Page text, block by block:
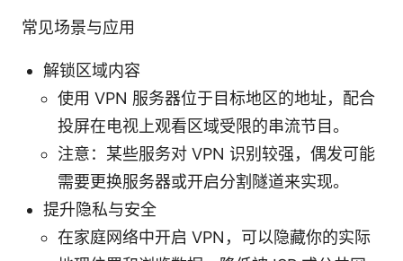
常见场景与应用
解锁区域内容
使用 VPN 服务器位于目标地区的地址，配合
投屏在电视上观看区域受限的串流节目。
注意：某些服务对 VPN 识别较强，偶发可能
需要更换服务器或开启分割隧道来实现。
提升隐私与安全
在家庭网络中开启 VPN，可以隐藏你的实际